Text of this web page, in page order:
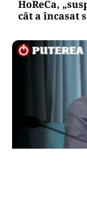
HoReCa,
cât a încasat